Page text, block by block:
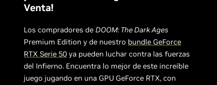
Venta!
Los compradores deDOOM: The Dark Ages
Premium Edition y de nuestro bundle GeForce
RTX Serie 50 ya pueden luchar contra las fuerzas
del Infierno. Encuentra lo mejor de este increíble
juego jugando en una GPU GeForce RTX, con